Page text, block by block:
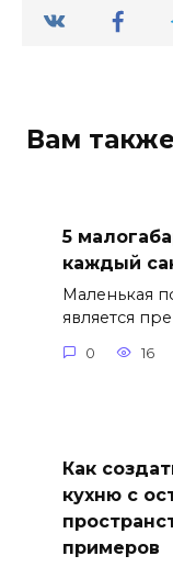
Вам
5
каждый
Маленькая
является
0 16
Как
кухню с
примеров